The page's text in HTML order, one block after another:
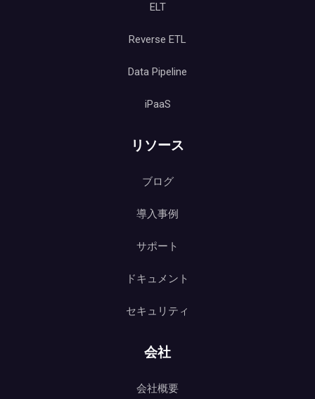
ELT
Reverse ETL
Data Pipeline
iPaaS
リソース
ブログ
導入事例
サポート
ドキュメント
セキュリティ
会社
会社概要